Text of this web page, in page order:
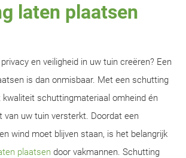
laten plaatsen
en veiligheid in uw tuin creëren? Een
is dan onmisbaar. Met een schutting
schuttingmateriaal omheind én
van uw tuin versterkt. Doordat een
wind moet blijven staan, is het belangrijk
plaatsen door vakmannen. Schutting